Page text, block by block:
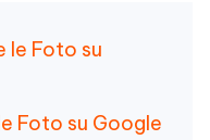
le Foto su
Foto su Google